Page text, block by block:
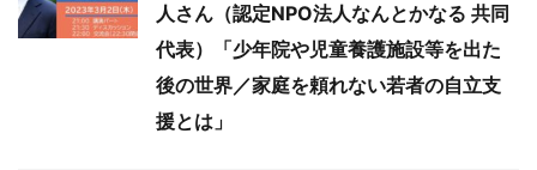
人さん（認定NPO法人なんとかなる 共同
代表）「少年院や児童養護施設等を出た
後の世界／家庭を頼れない若者の自立支
援とは」